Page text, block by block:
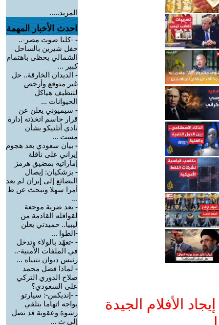
الأفلام الجيدة
المزيد.....
احدث الأخبار المهمة
- -كلنا صوت مصر-..
حفل شيرين بالساحل
الشمالي يحظى باهتمام
كبير ...
- الديدان الخارقة.. حل
غير متوقع وأرخص
لتنظيف هياكل
الحيوانات ...
- سيميوني يعلن عن
قرار حاسم اتخذته إدارة
نادي أتلتيكو بشأن
مست ...
- بيان سعودي بعد هجوم
إيراني على ناقلة
إماراتية بمضيق هرمز
- بزشكيان: إيصال
البضائع إلى إيران لم يعد
أمرا سهلا ونبحث عن ط
...
- بعد ضربة موجعة
لقوافله القادمة من
ليبيا.. حميدتي يعلن
-الطوا ...
- -تعهّد بالولاء وتدخل
في الملفات الأمنية-..
رئيس ديوان نتنياه ...
- لماذا فضل محمد
صلاح الدوري التركي
على السعودي؟
- -إنديكس-: سيارتو
يواجه اتهاما بتلقي
رشوة وعقوبة قد تصل
إلى ث ...